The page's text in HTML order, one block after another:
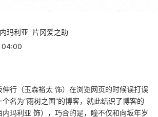
玛利亚
片冈爱之助
04:00
（玉森裕太 饰）在浏览网页的时候误打误
名为“雨树之国”的博客，就此结识了博客的
内玛利亚 饰），巧合的是，瞳不仅和向坂年岁